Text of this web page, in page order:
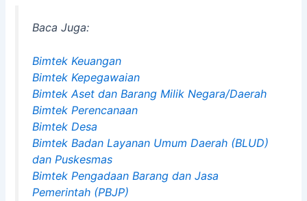
Baca Juga:
Bimtek Keuangan
Bimtek Kepegawaian
Bimtek Aset dan Barang Milik Negara/Daerah
Bimtek Perencanaan
Bimtek Desa
Bimtek Badan Layanan Umum Daerah (BLUD)
dan Puskesmas
Bimtek Pengadaan Barang dan Jasa
Pemerintah (PBJP)